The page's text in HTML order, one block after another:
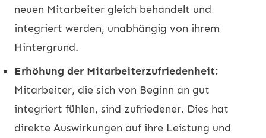
neuen Mitarbeiter gleich behandelt und
integriert werden, unabhängig von ihrem
Hintergrund.
Erhöhung der Mitarbeiterzufriedenheit:
Mitarbeiter, die sich von Beginn an gut
integriert fühlen, sind zufriedener. Dies hat
direkte Auswirkungen auf ihre Leistung und